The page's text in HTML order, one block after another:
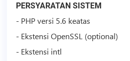
PERSYARATAN SISTEM
- PHP versi 5.6 keatas
- Ekstensi OpenSSL (optional)
- Ekstensi intl